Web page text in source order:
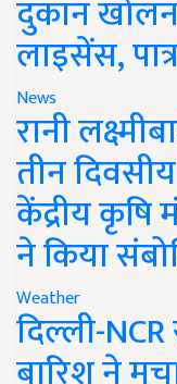
दुकान
लाइसेंस,
News
रानी
तीन
केंद्रीय कृषि
ने किया
Weather
दिल्ली-